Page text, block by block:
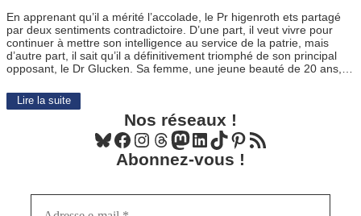
En apprenant qu’il a mérité l’accolade, le Pr higenroth ets partagé
par deux sentiments contradictoire. D’une part, il veut vivre pour
continuer à mettre son intelligence au service de la patrie, mais
d’autre part, il sait qu’il a définitivement triomphé de son principal
opposant, le Dr Glucken. Sa femme, une jeune beauté de 20 ans,…
Lire la suite
Nos réseaux !
Bluesky Facebook Instagram Threads Mastodon LinkedIn TikTok Pinterest Flux RSS
Abonnez-vous !